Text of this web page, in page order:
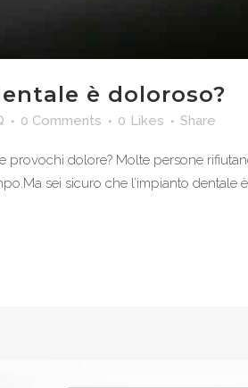
è doloroso?
0 Comments 0 Likes Share
provochi dolore? Molte persone
sei sicuro che l’impianto